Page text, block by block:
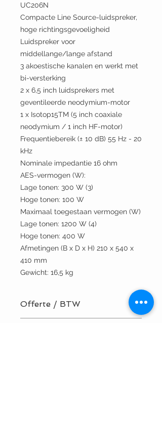
UC206N
Compacte Line Source-luidspreker,
hoge richtingsgevoeligheid
Luidspreker voor
middellange/lange afstand
3 akoestische kanalen en werkt met
bi-versterking
2 x 6,5 inch luidsprekers met
geventileerde neodymium-motor
1 x Isotop15TM (5 inch coaxiale
neodymium / 1 inch HF-motor)
Frequentiebereik (± 10 dB) 55 Hz - 20
kHz
Nominale impedantie 16 ohm
AES-vermogen (W):
Lage tonen: 300 W (3)
Hoge tonen: 100 W
Maximaal toegestaan vermogen (W)
Lage tonen: 1200 W (4)
Hoge tonen: 400 W
Afmetingen (B x D x H) 210 x 540 x
410 mm
Gewicht: 16,5 kg
Offerte / BTW